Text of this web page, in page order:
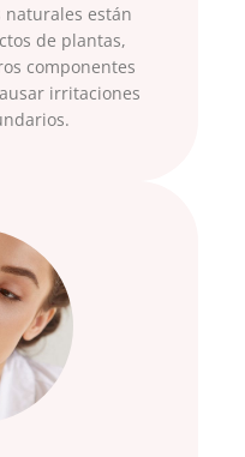
están
de plantas,
componentes
irritaciones